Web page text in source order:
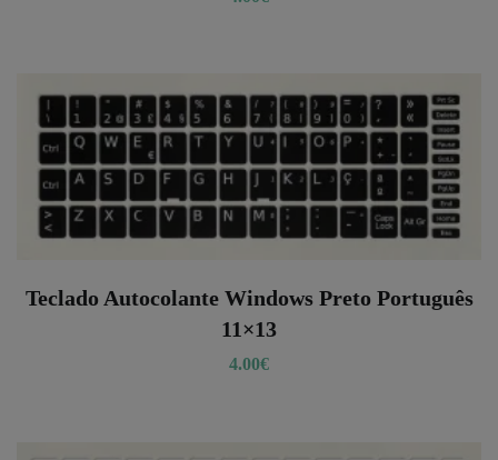
Teclado Autocolante Windows Preto Português
11×13
4.00€